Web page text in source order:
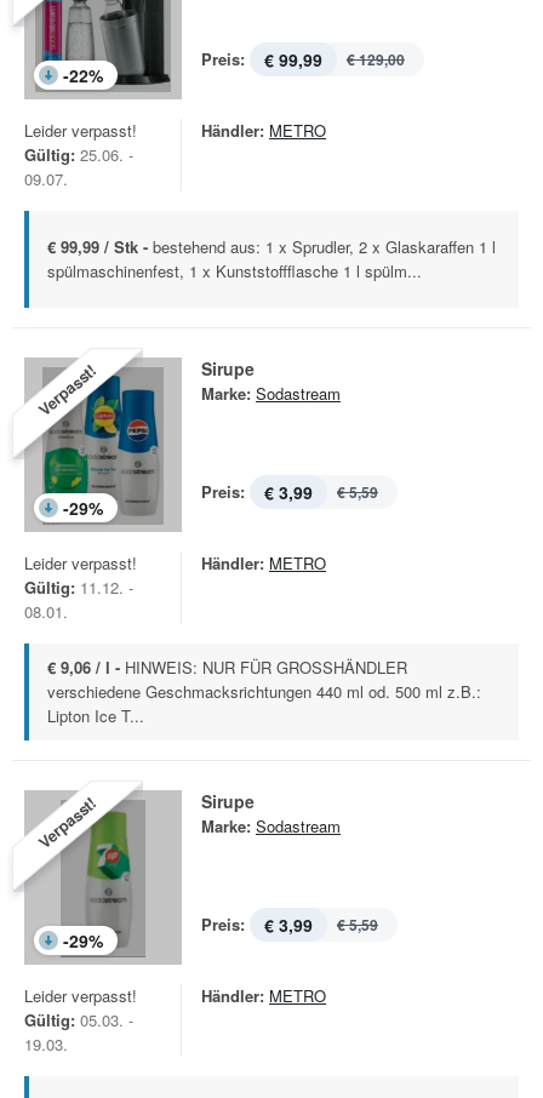
-22%
Preis: € 99,99 € 129,00
Leider verpasst!
Gültig: 25.06. -
09.07.
Händler: METRO
€ 99,99 / Stk - bestehend aus: 1 x Sprudler, 2 x Glaskaraffen 1 l
spülmaschinenfest, 1 x Kunststoffflasche 1 l spülm...
Verpasst!
-29%
Sirupe
Marke: Sodastream
Preis: € 3,99 € 5,59
Leider verpasst!
Gültig: 11.12. -
08.01.
Händler: METRO
€ 9,06 / l - HINWEIS: NUR FÜR GROSSHÄNDLER
verschiedene Geschmacksrichtungen 440 ml od. 500 ml z.B.:
Lipton Ice T...
Verpasst!
-29%
Sirupe
Marke: Sodastream
Preis: € 3,99 € 5,59
Leider verpasst!
Gültig: 05.03. -
19.03.
Händler: METRO